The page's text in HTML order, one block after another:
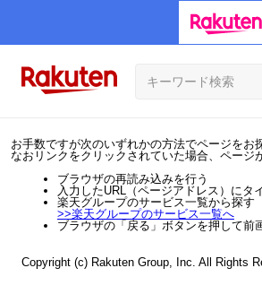
お手数ですが次のいずれかの方法でページをお
なおリンクをクリックされていた場合、ページ
ブラウザの再読み込みを行う
入力したURL（ページアドレス）にタ
楽天グループのサービス一覧から探す
>>楽天グループのサービス一覧へ
ブラウザの「戻る」ボタンを押して前
Copyright (c) Rakuten Group, Inc. All Rights